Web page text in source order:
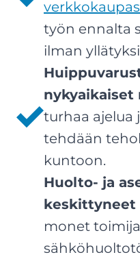
työn ennalta
ilman
turhaa ajelua
tehdään
kuntoon.
Huolto- ja
keskittyneet
monet